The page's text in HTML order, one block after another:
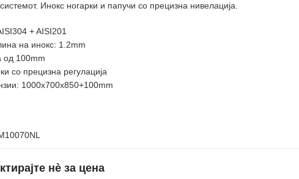
Инокс ногарки и папучи со прецизна нивелација.
+ AISI201
на инокс: 1.2mm
од 100mm
со прецизна регулација
1000x700x850+100mm
нè за цена